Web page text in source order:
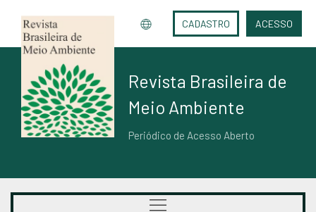
CADASTRO ACESSO
Revista Brasileira de
Meio Ambiente
Periódico de Acesso Aberto